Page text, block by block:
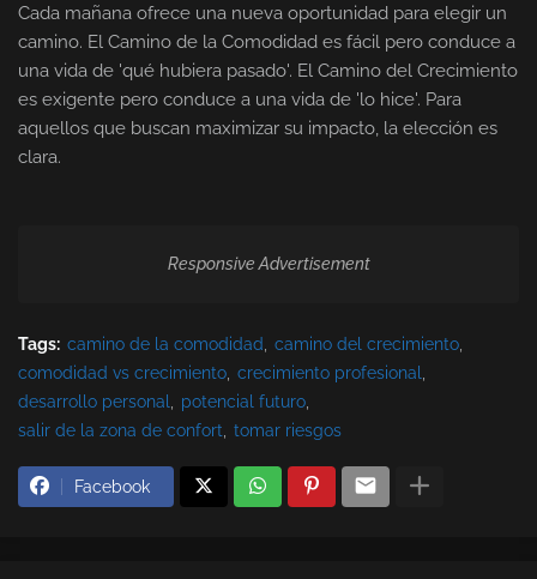
Cada mañana ofrece una nueva oportunidad para elegir un
camino. El Camino de la Comodidad es fácil pero conduce a
una vida de 'qué hubiera pasado'. El Camino del Crecimiento
es exigente pero conduce a una vida de 'lo hice'. Para
aquellos que buscan maximizar su impacto, la elección es
clara.
Responsive Advertisement
Tags: camino de la comodidad
camino del crecimiento
comodidad vs crecimiento crecimiento profesional
desarrollo personal
potencial futuro
salir de la zona de confort
tomar riesgos
Facebook